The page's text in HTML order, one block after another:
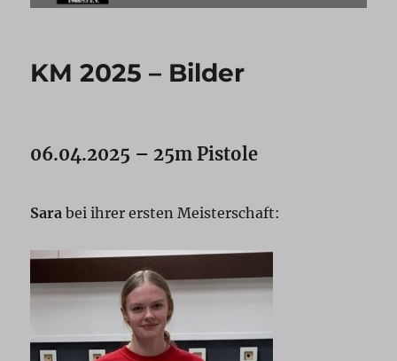
KM 2025 – Bilder
06.04.2025 – 25m Pistole
Sara bei ihrer ersten Meisterschaft: